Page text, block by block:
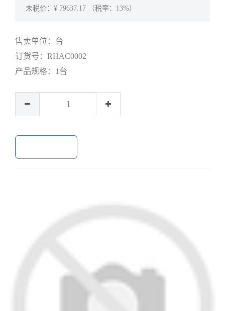
未税价：¥ 79637.17 （税率：13%）
售卖单位： 台
订货号： RHAC0002
产品规格： 1台